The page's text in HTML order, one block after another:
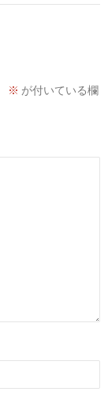
※ が付いている欄